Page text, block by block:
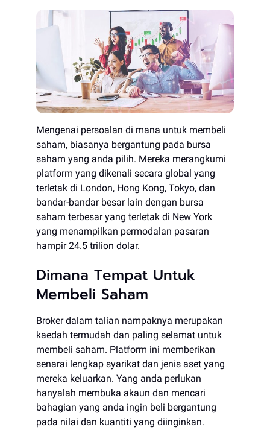
Mengenai persoalan di mana untuk membeli
saham, biasanya bergantung pada bursa
saham yang anda pilih. Mereka merangkumi
platform yang dikenali secara global yang
terletak di London, Hong Kong, Tokyo, dan
bandar-bandar besar lain dengan bursa
saham terbesar yang terletak di New York
yang menampilkan permodalan pasaran
hampir 24.5 trilion dolar.
Dimana Tempat Untuk
Membeli Saham
Broker dalam talian nampaknya merupakan
kaedah termudah dan paling selamat untuk
membeli saham. Platform ini memberikan
senarai lengkap syarikat dan jenis aset yang
mereka keluarkan. Yang anda perlukan
hanyalah membuka akaun dan mencari
bahagian yang anda ingin beli bergantung
pada nilai dan kuantiti yang diinginkan.